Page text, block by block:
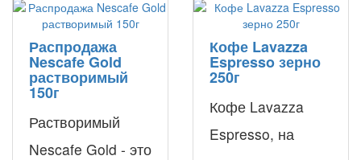
Распродажа
Nescafe Gold
растворимый
150г
Растворимый
Nescafe Gold - это
Кофе Lavazza
Espresso зерно
250г
Кофе Lavazza
Espresso, на